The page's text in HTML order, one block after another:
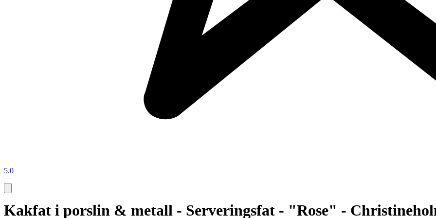
5.0
Kakfat i porslin & metall - Serveringsfat - "Rose" -